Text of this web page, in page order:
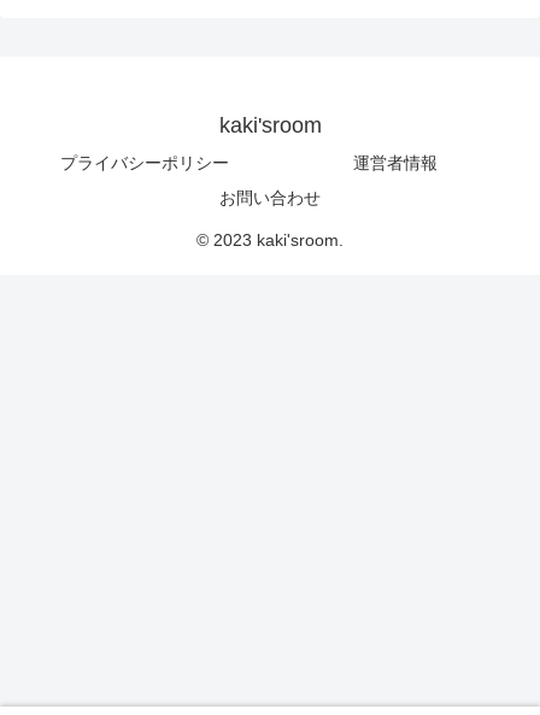
kaki'sroom
プライバシーポリシー
運営者情報
お問い合わせ
© 2023 kaki'sroom.